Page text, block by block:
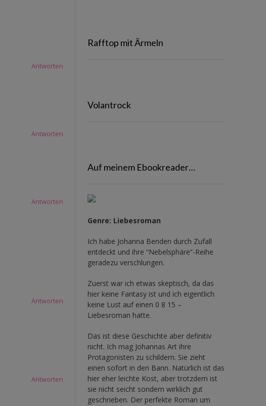
Antworten
Antworten
Antworten
Antworten
Antworten
Rafftop mit Ärmeln
Volantrock
Auf meinem Ebookreader…
Genre: Liebesroman
Ich habe Johanna Benden durch Zufall
entdeckt und ihre “Nebelsphäre”-Reihe
geradezu verschlungen.
Zuerst war ich etwas skeptisch, da das
hier keine Fantasy ist und ich eigentlich
keine Lust auf einen 0 8 15 –
Liebesroman hatte.
Das ist diese Geschichte aber definitiv
nicht. Ich mag Johannas Art ihre
Protagonisten zu schildern. Sie zieht
einen sofort in den Bann. Natürlich ist das
hier eher leichte Kost, aber trotzdem ist
sie nicht seicht sondern wirklich gut
geschrieben. Der perfekte Roman um